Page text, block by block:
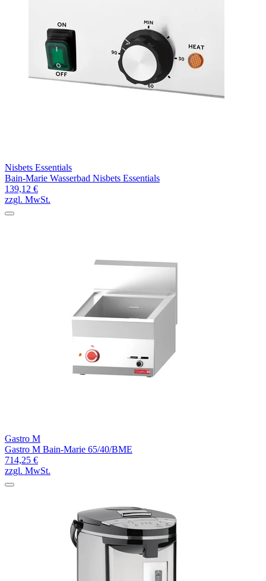
Nisbets Essentials
Bain-Marie Wasserbad Nisbets Essentials
139,12 €
zzgl. MwSt.
Gastro M
Gastro M Bain-Marie 65/40/BME
714,25 €
zzgl. MwSt.